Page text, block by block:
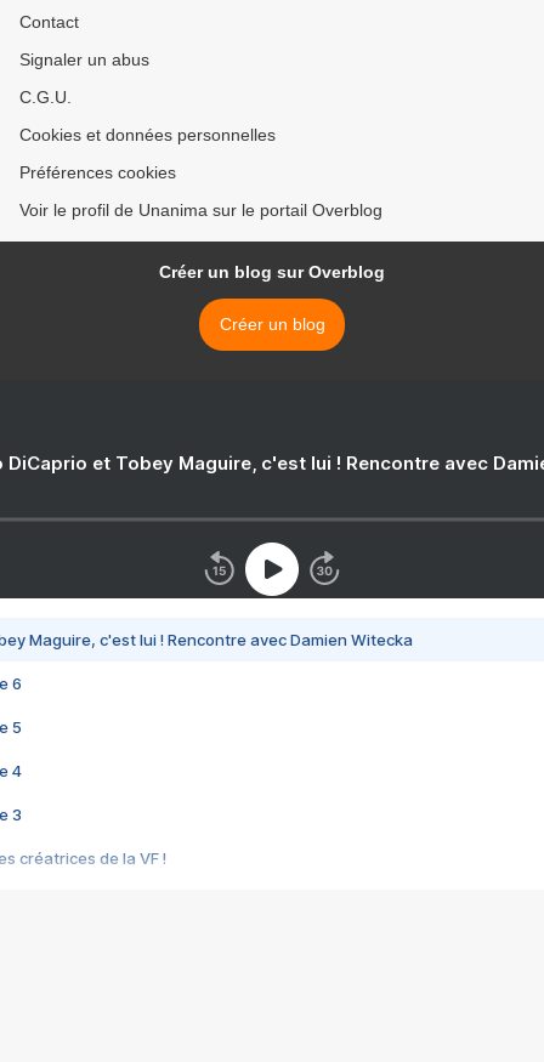
Contact
Signaler un abus
C.G.U.
Cookies et données personnelles
Préférences cookies
Voir le profil de Unanima sur le portail Overblog
Créer un blog sur Overblog
Créer un blog
DiCaprio et Tobey Maguire, c'est lui ! Rencontre avec
Maguire, c'est lui ! Rencontre avec Damien Witecka
6
5
4
3
créatrices de la VF !